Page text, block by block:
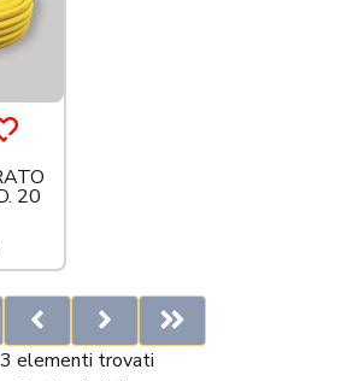
Acquista più tardi
20
Previous
elementi trovati
NextLast